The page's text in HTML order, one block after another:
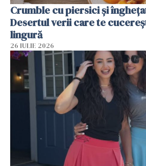
Crumble cu piersici și
Desertul verii care te
lingură
26 IULIE 2026